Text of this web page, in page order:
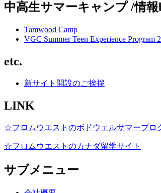
中高生サマーキャンプ /情報
Tamwood Camp
VGC Summer Teen Experience Program
etc.
新サイト開設のご挨拶
LINK
☆フロムウエストのボドウェルサマープロ
☆フロムウエストのカナダ留学サイト
サブメニュー